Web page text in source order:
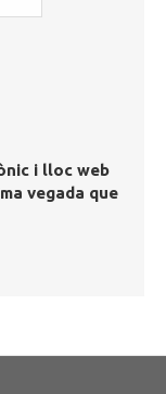
i lloc web
vegada que